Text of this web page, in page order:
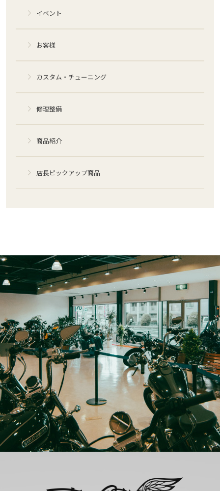
イベント
お客様
カスタム・チューニング
修理整備
商品紹介
店長ピックアップ商品